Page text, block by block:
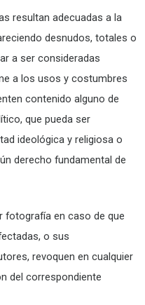
resultan adecuadas a la
desnudos, totales o
a ser consideradas
a los usos y costumbres
contenido alguno de
que pueda ser
ideológica y religiosa o
derecho fundamental de
fotografía en caso de que
o sus
revoquen en cualquier
del correspondiente